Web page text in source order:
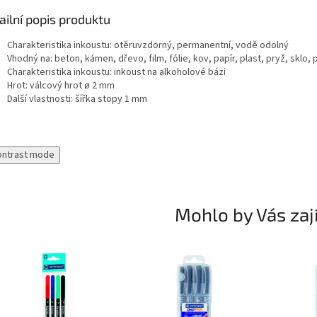
popis produktu
Charakteristika inkoustu: otěruvzdorný, permanentní, vodě odolný
Vhodný na: beton, kámen, dřevo, film, fólie, kov, papír, plast, pryž, sklo,
Charakteristika inkoustu: inkoust na alkoholové bázi
Hrot: válcový hrot ø 2 mm
Další vlastnosti: šířka stopy 1 mm
mode
Mohlo by Vás